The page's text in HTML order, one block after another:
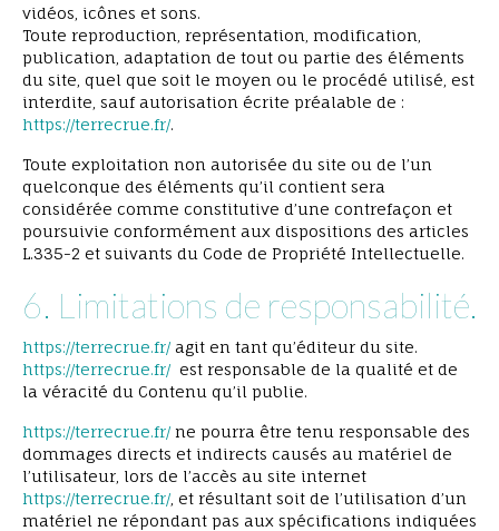
vidéos, icônes et sons.
Toute reproduction, représentation, modification,
publication, adaptation de tout ou partie des éléments
du site, quel que soit le moyen ou le procédé utilisé, est
interdite, sauf autorisation écrite préalable de :
https://terrecrue.fr/.
Toute exploitation non autorisée du site ou de l’un
quelconque des éléments qu’il contient sera
considérée comme constitutive d’une contrefaçon et
poursuivie conformément aux dispositions des articles
L.335-2 et suivants du Code de Propriété Intellectuelle.
6. Limitations de responsabilité.
https://terrecrue.fr/agit en tant qu’éditeur du site.
https://terrecrue.fr/est responsable de la qualité et de
la véracité du Contenu qu’il publie.
https://terrecrue.fr/ne pourra être tenu responsable des
dommages directs et indirects causés au matériel de
l’utilisateur, lors de l’accès au site internet
https://terrecrue.fr/, et résultant soit de l’utilisation d’un
matériel ne répondant pas aux spécifications indiquées